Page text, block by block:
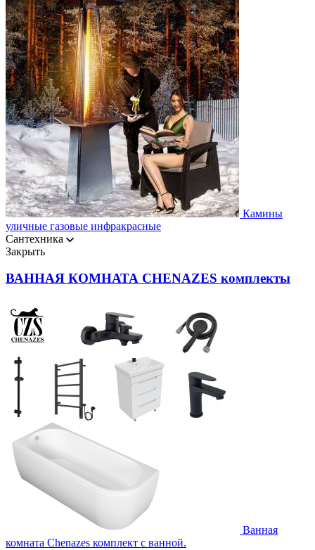
Камины
уличные газовые инфракрасные
Сантехника
Закрыть
ВАННАЯ КОМНАТА CHENAZES комплекты
Ванная
комната Chenazes комплект с ванной.